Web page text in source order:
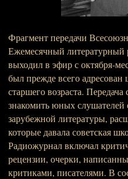
Фрагмент передачи
Ежемесячный
выходил в эфир с октября-
был прежде всего адресован
старшего возраста. Передача
знакомить юных слушателей
зарубежной литературы,
которые давала советская
Радиожурнал включал
рецензии, очерки,
критиками, писателями. В